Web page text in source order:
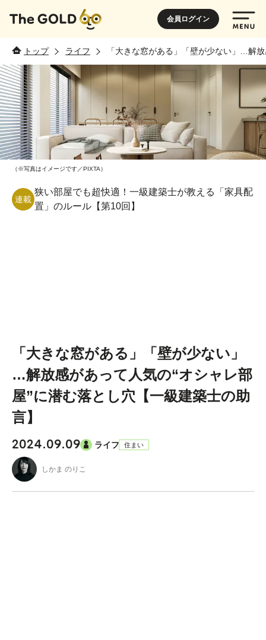
会員ログイン
トップ ライフ 「大きな窓がある」「壁が少ない」…解
（※写真はイメージです／PIXTA）
連載
狭い部屋でも超快適！一級建築士が教える「家具配
置」のルール【第10回】
「大きな窓がある」「壁が少ない」
…解放感があって人気の“オシャレ部
屋”に潜む落とし穴【一級建築士の助
言】
2024.09.09 ライフ 住まい
しかま のりこ